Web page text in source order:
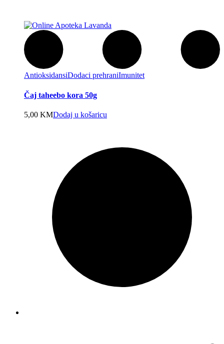
AntioksidansiDodaci prehraniImunitet
Čaj taheebo kora 50g
5,00 KMDodaj u košaricu